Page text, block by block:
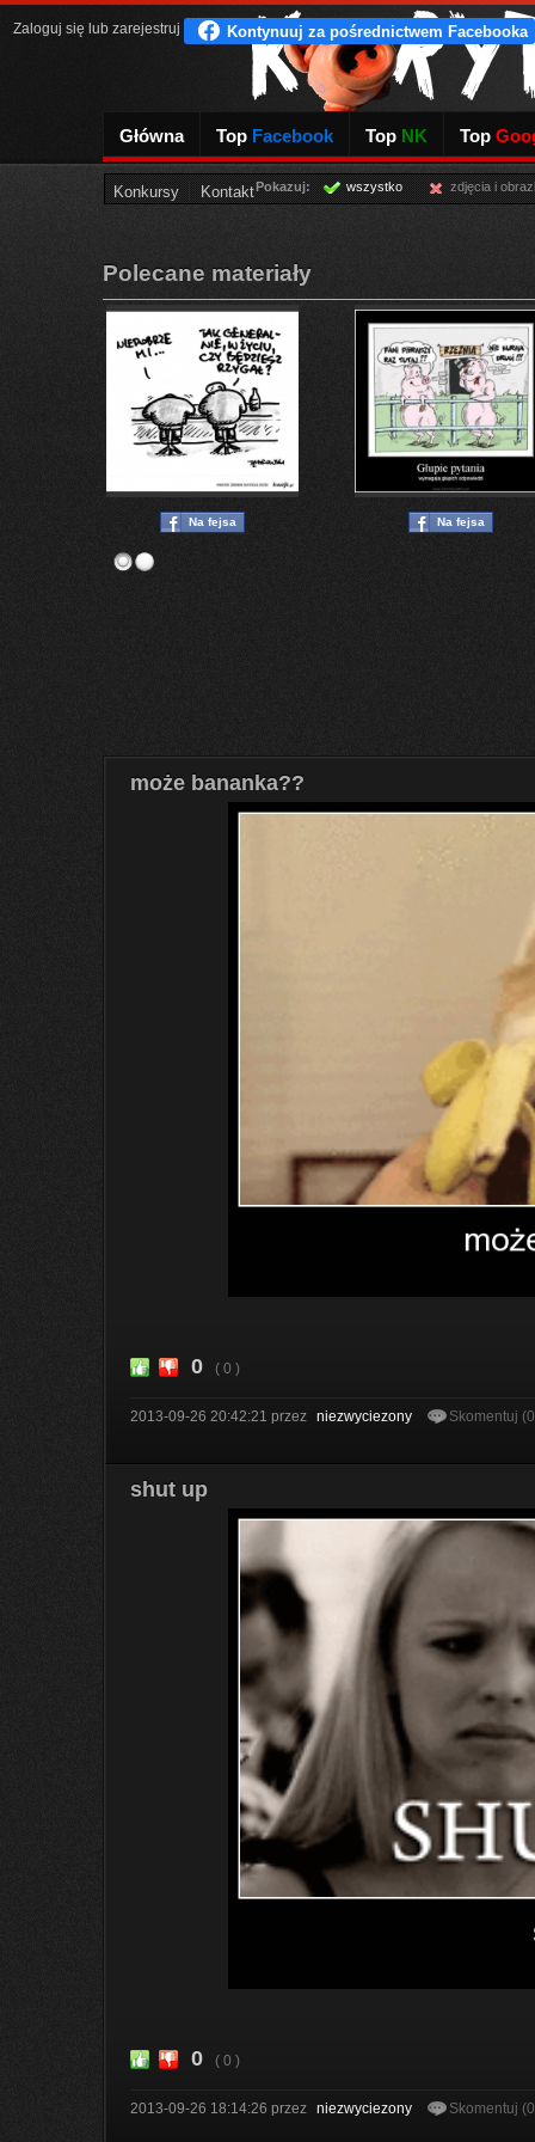
Główna Top Facebook Top NK Top
Konkursy Kontakt
Zaloguj się lub zarejestruj
Pokazuj: wszystko zdjęcia i
Polecane materiały
Na fejsa Na fejsa
może bananka??
0 ( 0 )
2013-09-26 20:42:21 przez niezwyciezony Skomentuj
shut up
0 ( 0 )
2013-09-26 18:14:26 przez niezwyciezony Skomentuj